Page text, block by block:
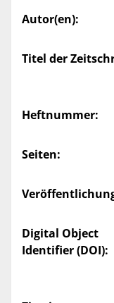
Autor(en):
Titel der
Heftnummer:
Seiten:
Digital Object
Identifier (DOI):